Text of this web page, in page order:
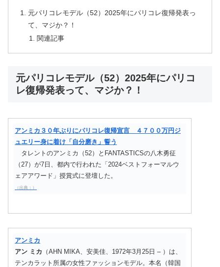
元パリコレモデル（52）2025年にパリコレ復帰発表っ
て、マジか？！
関連記事
元パリコレモデル（52）2025年にパリコ
レ復帰発表って、マジか？！
アンミカ３０年ぶりにパリコレ復帰宣言 ４７００万円ジ
ュエリー身に着け「自分磨き」誓う
タレントのアンミカ（52）とFANTASTICSの八木勇征
（27）が7日、都内で行われた「2024ベストフォーマルウ
ェアアワード」授賞式に登壇した。
（出典：）
アンミカ
アン ミカ （AHN MIKA、安美佳、1972年3月25日 – ）は、
テンカラット所属の女性ファッションモデル。本名（韓国